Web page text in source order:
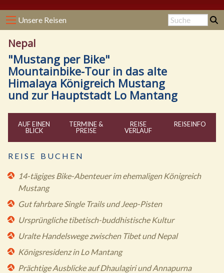
Unsere Reisen
Nepal
"Mustang per Bike"
Mountainbike-Tour in das alte
Himalaya Königreich Mustang
und zur Hauptstadt Lo Mantang
AUF EINEN
BLICK
TERMINE &
PREISE
REISE
VERLAUF
REISEINFO
R E I S E B U C H E N
14-tägiges Bike-Abenteuer im ehemaligen Königreich
Mustang
Gut fahrbare Single Trails und Jeep-Pisten
Ursprüngliche tibetisch-buddhistische Kultur
Uralte Handelswege zwischen Tibet und Nepal
Königsresidenz in Lo Mantang
Prächtige Ausblicke auf Dhaulagiri und Annapurna